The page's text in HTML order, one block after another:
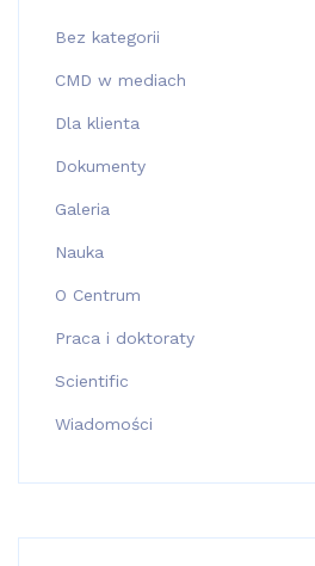
Bez kategorii
CMD w mediach
Dla klienta
Dokumenty
Galeria
Nauka
O Centrum
Praca i doktoraty
Scientific
Wiadomości